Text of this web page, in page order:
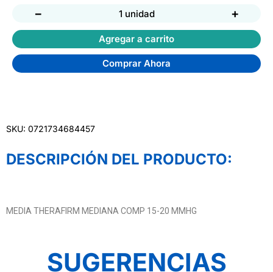
− 1 unidad +
Agregar a carrito
Comprar Ahora
SKU: 0721734684457
DESCRIPCIÓN DEL PRODUCTO:
MEDIA THERAFIRM MEDIANA COMP 15-20 MMHG
SUGERENCIAS